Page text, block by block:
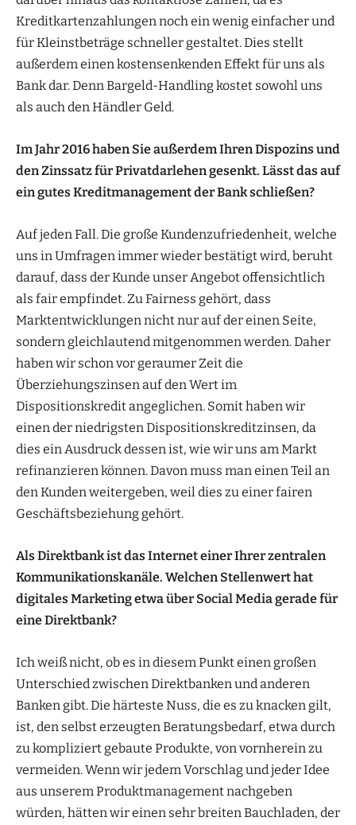
Kreditkartenzahlungen noch ein wenig einfacher und
für Kleinstbeträge schneller gestaltet. Dies stellt
außerdem einen kostensenkenden Effekt für uns als
Bank dar. Denn Bargeld-Handling kostet sowohl uns
als auch den Händler Geld.
Im Jahr 2016 haben Sie außerdem Ihren Dispozins und
den Zinssatz für Privatdarlehen gesenkt. Lässt das auf
ein gutes Kreditmanagement der Bank schließen?
Auf jeden Fall. Die große Kundenzufriedenheit, welche
uns in Umfragen immer wieder bestätigt wird, beruht
darauf, dass der Kunde unser Angebot offensichtlich
als fair empfindet. Zu Fairness gehört, dass
Marktentwicklungen nicht nur auf der einen Seite,
sondern gleichlautend mitgenommen werden. Daher
haben wir schon vor geraumer Zeit die
Überziehungszinsen auf den Wert im
Dispositionskredit angeglichen. Somit haben wir
einen der niedrigsten Dispositionskreditzinsen, da
dies ein Ausdruck dessen ist, wie wir uns am Markt
refinanzieren können. Davon muss man einen Teil an
den Kunden weitergeben, weil dies zu einer fairen
Geschäftsbeziehung gehört.
Als Direktbank ist das Internet einer Ihrer zentralen
Kommunikationskanäle. Welchen Stellenwert hat
digitales Marketing etwa über Social Media gerade für
eine Direktbank?
Ich weiß nicht, ob es in diesem Punkt einen großen
Unterschied zwischen Direktbanken und anderen
Banken gibt. Die härteste Nuss, die es zu knacken gilt,
ist, den selbst erzeugten Beratungsbedarf, etwa durch
zu kompliziert gebaute Produkte, von vornherein zu
vermeiden. Wenn wir jedem Vorschlag und jeder Idee
aus unserem Produktmanagement nachgeben
würden, hätten wir einen sehr breiten Bauchladen, der